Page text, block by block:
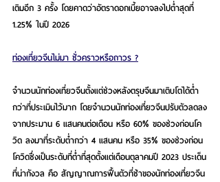
เติมอีก 3 ครั้ง โดยคาดว่าอัตราดอกเบี้ยอาจลงไปต่ำสุดที่
1.25% ในปี 2026
ท่องเที่ยวจีนไม่มา ชั่วคราวหรือถาวร ?
จำนวนนักท่องเที่ยวจีนตั้งแต่ช่วงหลังตรุษจีนมาเติบโตได้ต่ำ
กว่าที่ประเมินไว้มาก โดยจำนวนนักท่องเที่ยวจีนปรับตัวลดลง
จากประมาน 6 แสนคนต่อเดือน หรือ 60% ของช่วงก่อนโค
วิด ลงมาที่ระดับต่ำกว่า 4 แสนคน หรือ 35% ของช่วงก่อน
โควิดซึ่งเป็นระดับที่ต่ำที่สุดตั้งแต่เดือนตุลาคมปี 2023 ประเด็น
ที่น่ากังวล คือ สัญญาณการฟื้นตัวที่ช้าของนักท่องเที่ยวจีน